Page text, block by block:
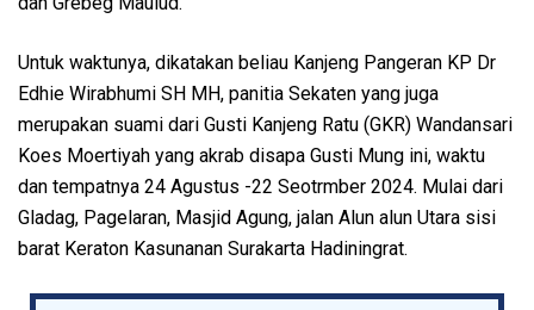
Untuk waktunya, dikatakan beliau Kanjeng Pangeran KP Dr
Edhie Wirabhumi SH MH, panitia Sekaten yang juga
merupakan suami dari Gusti Kanjeng Ratu (GKR) Wandansari
Koes Moertiyah yang akrab disapa Gusti Mung ini, waktu
dan tempatnya 24 Agustus -22 Seotrmber 2024. Mulai dari
Gladag, Pagelaran, Masjid Agung, jalan Alun alun Utara sisi
barat Keraton Kasunanan Surakarta Hadiningrat.